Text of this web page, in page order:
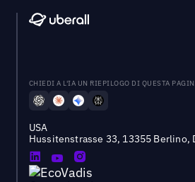
CHIEDI A L'IA UN RIEPILOGO DI QUESTA
USA
Hussitenstrasse 33, 13355 Berlino,